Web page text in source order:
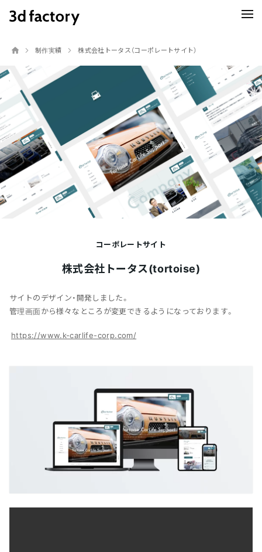
制作実績 株式会社トータス（コーポレートサイト）
コーポレートサイト
株式会社トータス(tortoise)
サイトのデザイン・開発しました。
管理画面から様々なところが変更できるようになっております。
https://www.k-carlife-corp.com/